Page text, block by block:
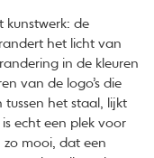
kunstwerk: de
het licht van
in de kleuren
van de logo’s die
tussen het staal, lijkt
echt een plek voor
mooi, dat een